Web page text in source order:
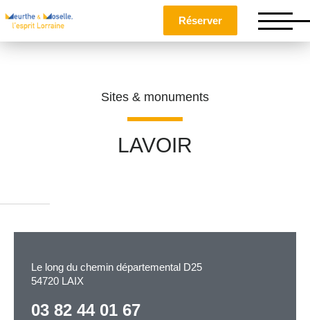
Réserver
Sites & monuments
LAVOIR
Le long du chemin départemental D25
54720 LAIX
03 82 44 01 67